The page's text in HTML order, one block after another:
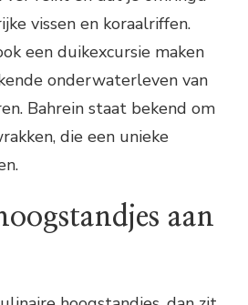
vissen en koraalriffen.
een duikexcursie maken
onderwaterleven van
Bahrein staat bekend om
die een unieke
aan